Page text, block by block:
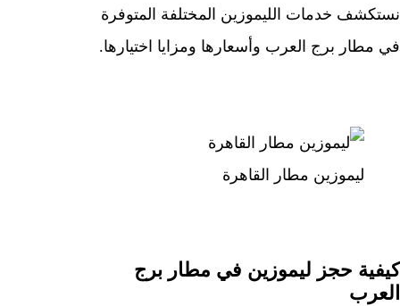
نستكشف خدمات الليموزين المختلفة المتوفرة
في مطار برج العرب وأسعارها ومزايا اختيارها.
ليموزين مطار القاهرة
كيفية حجز ليموزين في مطار برج
العرب